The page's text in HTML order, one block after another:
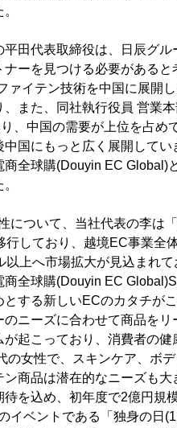
田代表取締役は、日辰グ
ーを見つける必要がある
ァイテン技術を中国に展開
また、同社執行役員 営業
、中国の需要が上位を占
国にもっと広く展開して
全球購(Douyin EC Global)
について、当社代表の李は
行しており、越境EC事業全
上へ市場拡大が見込まれ
全球購(Douyin EC
とする新しいECのカタチが
ニーズに合わせて商品を
起こっており、消費者の
の女性で、スキンケア、ボ
商品は潜在的なニーズも
を込め、初年度で2億円規
イベントである「独身の日